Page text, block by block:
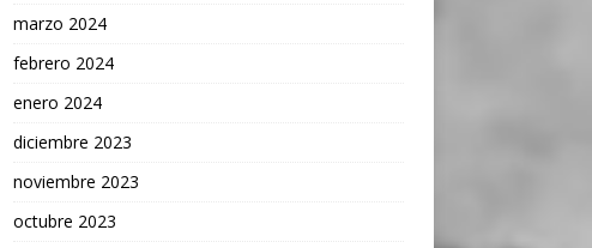
marzo 2024
febrero 2024
enero 2024
diciembre 2023
noviembre 2023
octubre 2023